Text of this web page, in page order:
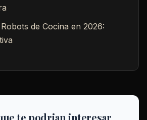
de Cocina en 2026: